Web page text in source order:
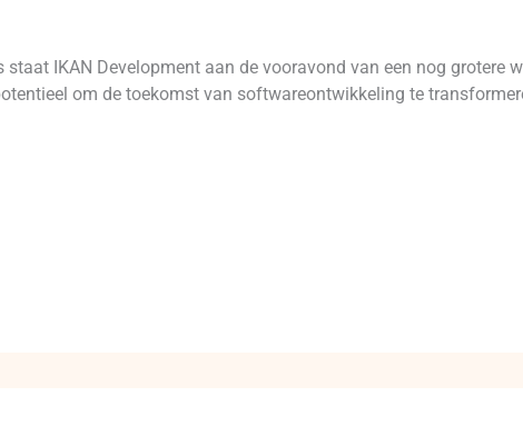
IKAN Development aan de vooravond van een nog grotere
om de toekomst van softwareontwikkeling te